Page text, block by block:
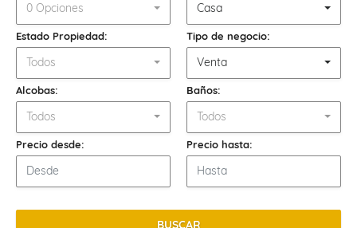
0 Opciones Casa
Estado Propiedad:
Todos
Tipo de negocio:
Venta
Alcobas:
Todos
Baños:
Todos
Precio desde: Precio hasta:
BUSCAR